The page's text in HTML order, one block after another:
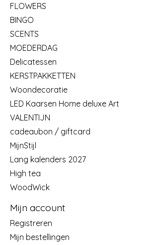
FLOWERS
BINGO
SCENTS
MOEDERDAG
Delicatessen
KERSTPAKKETTEN
Woondecoratie
LED Kaarsen Home deluxe Art
VALENTIJN
cadeaubon / giftcard
MijnStijl
Lang kalenders 2027
High tea
WoodWick
Mijn account
Registreren
Mijn bestellingen